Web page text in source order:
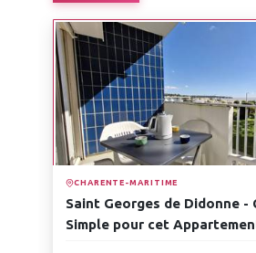
CHARENTE-MARITIME
Saint Georges de Didonne
Simple pour cet